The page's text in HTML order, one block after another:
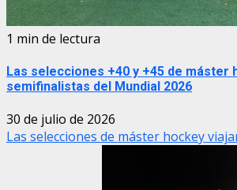
1 min de lectura
Las selecciones +40 y +45 de máster
semifinalistas del Mundial 2026
30 de julio de 2026
Las selecciones de máster hockey